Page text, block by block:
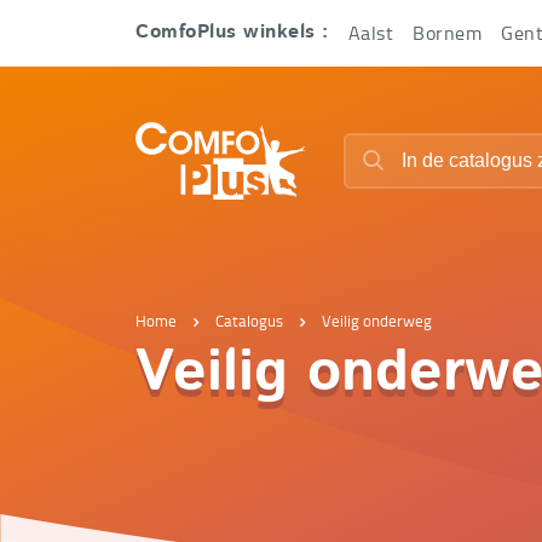
Home Catalogus Veilig onderweg
Veilig
ComfoPlus winkels : Aalst Bornem Gent
ComfoPlus
Homepagina
Zoeken
Zoeken